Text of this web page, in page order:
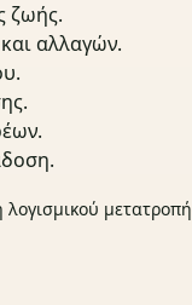
ζωής.
αλλαγών.